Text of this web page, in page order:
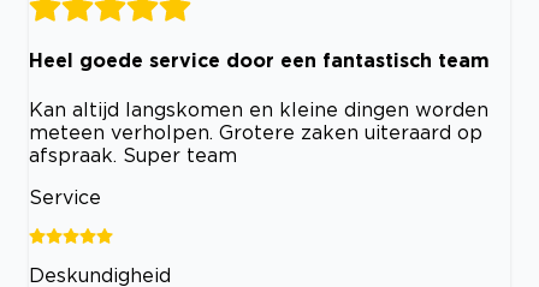
Heel goede service door een fantastisch team
Kan altijd langskomen en kleine dingen worden
meteen verholpen. Grotere zaken uiteraard op
afspraak. Super team
Service
Deskundigheid